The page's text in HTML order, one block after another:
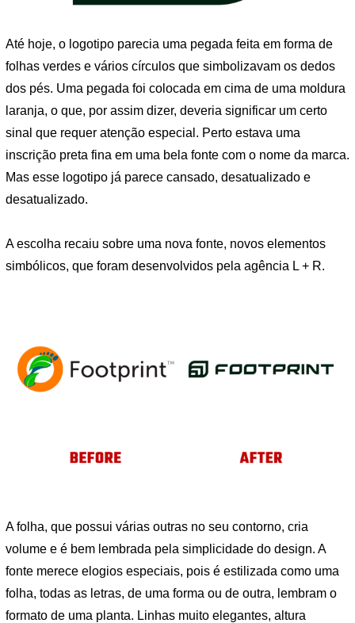
Até hoje, o logotipo parecia uma pegada feita em forma de
folhas verdes e vários círculos que simbolizavam os dedos
dos pés. Uma pegada foi colocada em cima de uma moldura
laranja, o que, por assim dizer, deveria significar um certo
sinal que requer atenção especial. Perto estava uma
inscrição preta fina em uma bela fonte com o nome da marca.
Mas esse logotipo já parece cansado, desatualizado e
desatualizado.
A escolha recaiu sobre uma nova fonte, novos elementos
simbólicos, que foram desenvolvidos pela agência L + R.
A folha, que possui várias outras no seu contorno, cria
volume e é bem lembrada pela simplicidade do design. A
fonte merece elogios especiais, pois é estilizada como uma
folha, todas as letras, de uma forma ou de outra, lembram o
formato de uma planta. Linhas muito elegantes, altura